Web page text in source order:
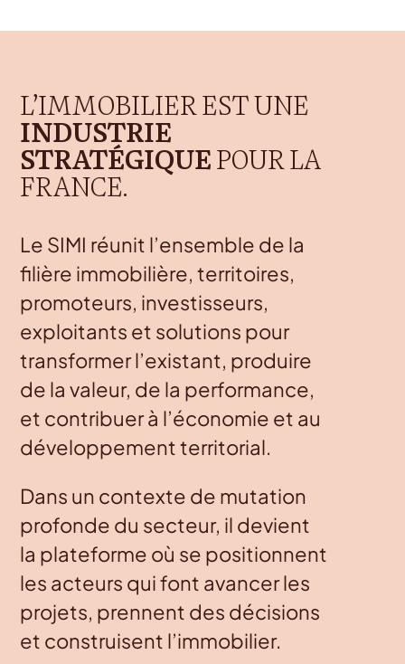
L’IMMOBILIER EST UNE
INDUSTRIE
STRATÉGIQUEPOUR LA
FRANCE.
Le SIMI réunit l’ensemble de la
filière immobilière, territoires,
promoteurs, investisseurs,
exploitants et solutions pour
transformer l’existant, produire
de la valeur, de la performance,
et contribuer à l’économie et au
développement territorial.
Dans un contexte de mutation
profonde du secteur, il devient
la plateforme où se positionnent
les acteurs qui font avancer les
projets, prennent des décisions
et construisent l’immobilier.